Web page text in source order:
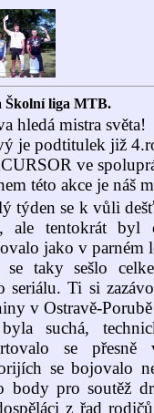
Školní liga MTB.
hledá mistra světa!
je podtitulek již
ve
této akce je náš
týden se k vůli
ale tentokrát byl
jako v parném
se taky sešlo
seriálu. Ti si
v Ostravě-
suchá,
se
se bojovalo
body pro soutěž
z řad